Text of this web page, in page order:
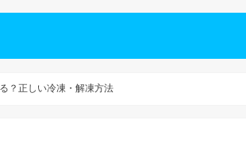
？正しい冷凍・解凍方法